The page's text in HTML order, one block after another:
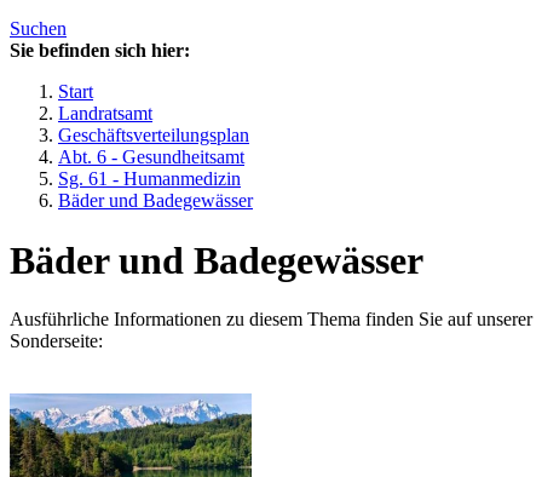
Suchen
Sie befinden sich hier:
Start
Landratsamt
Geschäftsverteilungsplan
Abt. 6 - Gesundheitsamt
Sg. 61 - Humanmedizin
Bäder und Badegewässer
Bäder und Badegewässer
Ausführliche Informationen zu diesem Thema finden Sie auf unserer
Sonderseite: